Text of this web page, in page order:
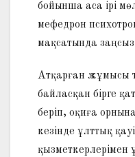
бойынша аса ірі
мефедрон
мақсатында
Атқарған жұмысы
байласқан бірге
беріп, оқиға
кезінде ұлттық
қызметкерлерімен